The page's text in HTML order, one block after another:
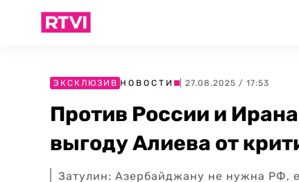
ЭКСКЛЮЗИВ НОВОСТИ | 27.08.2025 / 17:53
Против России и
выгоду Алиева от
Затулин: Азербайджану не нужна РФ,